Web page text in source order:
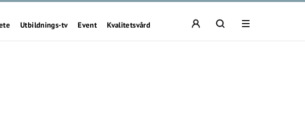
Utbildnings-tv Event Kvalitetsvård